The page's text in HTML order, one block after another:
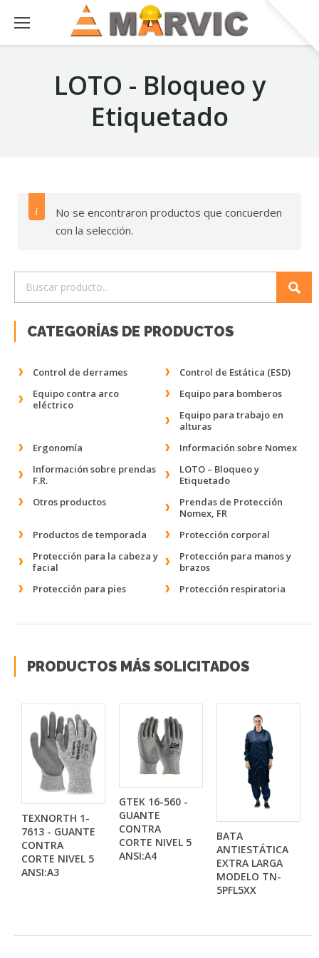
LOTO - Bloqueo y
Etiquetado
No se encontraron productos que concuerden
con la selección.
CATEGORÍAS DE PRODUCTOS
Control de derrames
Control de Estática (ESD)
Equipo contra arco
eléctrico
Equipo para bomberos
Equipo para trabajo en
alturas
Ergonomía
Información sobre Nomex
Información sobre prendas
F.R.
LOTO – Bloqueo y
Etiquetado
Otros productos
Prendas de Protección
Nomex, FR
Productos de temporada
Protección corporal
Protección para la cabeza y
facial
Protección para manos y
brazos
Protección para pies
Protección respiratoria
PRODUCTOS MÁS SOLICITADOS
TEXNORTH 1-
7613 - GUANTE
CONTRA
CORTE NIVEL 5
ANSI:A3
GTEK 16-560 -
GUANTE
CONTRA
CORTE NIVEL 5
ANSI:A4
BATA
ANTIESTÁTICA
EXTRA LARGA
MODELO TN-
5PFL5XX